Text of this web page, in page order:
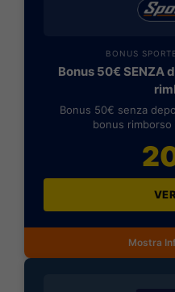
BONUS
Bonus 50€ SENZA
Bonus 50€ senza
bonus
Mostra